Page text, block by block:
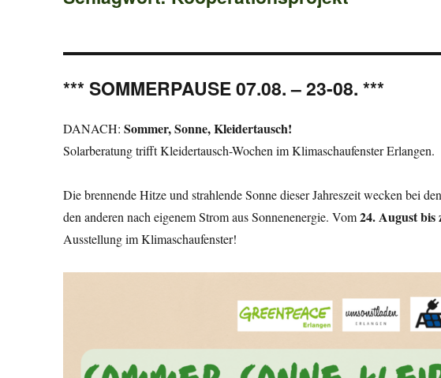
*** SOMMERPAUSE 07.08. – 23-08. ***
DANACH:Sommer, Sonne, Kleidertausch!
Solarberatung trifft Kleidertausch-Wochen im Klimaschaufenster Erlangen.
Die brennende Hitze und strahlende Sonne dieser Jahreszeit wecken bei
den anderen nach eigenem Strom aus Sonnenenergie. Vom24. August bis
Ausstellung im Klimaschaufenster!